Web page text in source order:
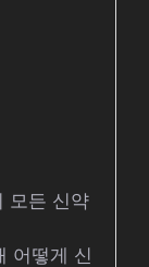
모든 신약
어떻게 신